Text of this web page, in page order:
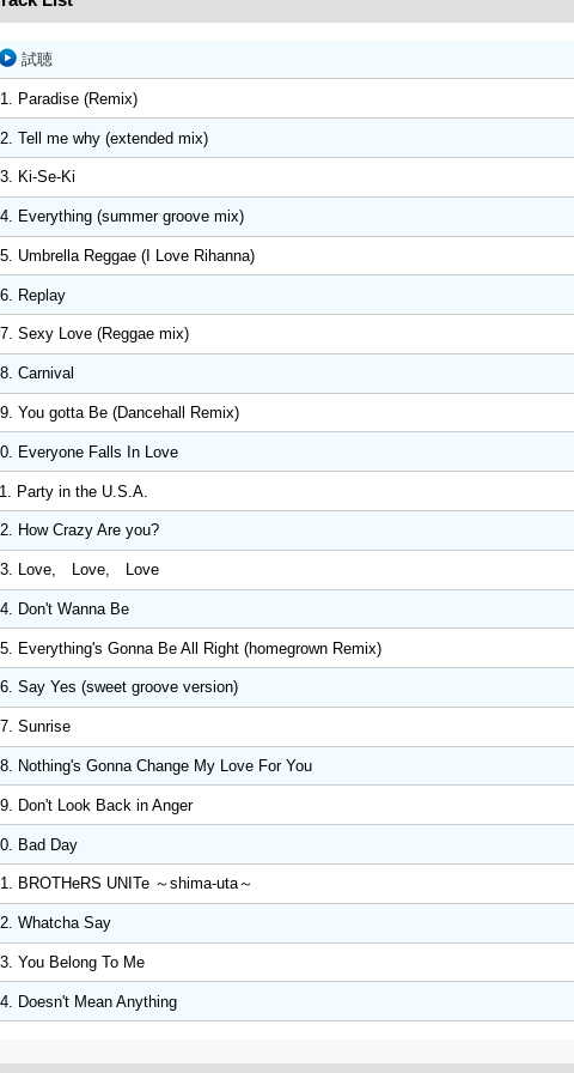
試聴
Paradise (Remix)
Tell me why (extended mix)
Ki-Se-Ki
Everything (summer groove mix)
Umbrella Reggae (I Love Rihanna)
Replay
Sexy Love (Reggae mix)
Carnival
You gotta Be (Dancehall Remix)
Everyone Falls In Love
Party in the U.S.A.
How Crazy Are you?
Love, Love, Love
Don't Wanna Be
Everything's Gonna Be All Right (homegrown Remix)
Say Yes (sweet groove version)
Sunrise
Nothing's Gonna Change My Love For You
Don't Look Back in Anger
Bad Day
BROTHeRS UNITe ～shima-uta～
Whatcha Say
You Belong To Me
Doesn't Mean Anything